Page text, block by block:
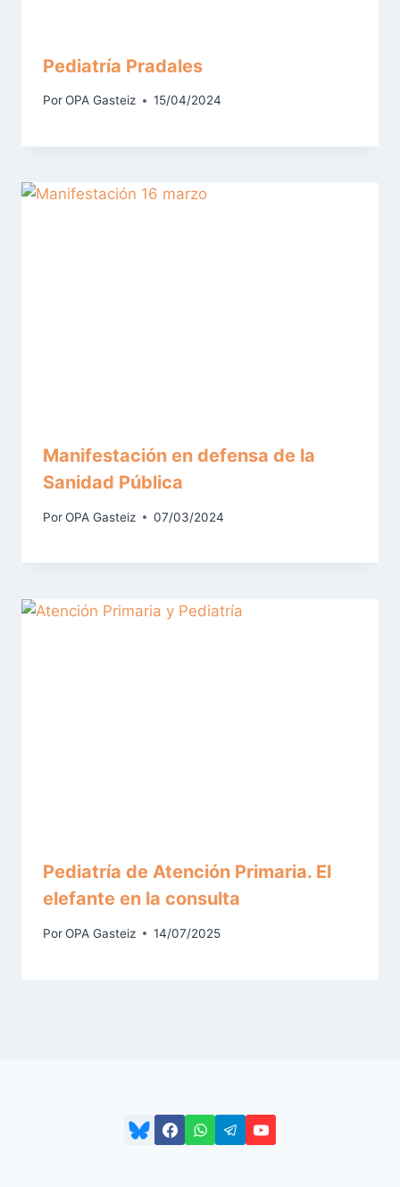
Pediatría Pradales
PorOPA Gasteiz 15/04/2024
Manifestación en defensa de la
Sanidad Pública
PorOPA Gasteiz 07/03/2024
Pediatría de Atención Primaria. El
elefante en la consulta
PorOPA Gasteiz 14/07/2025